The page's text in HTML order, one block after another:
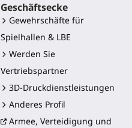
Geschäftsecke
Gewehrschäfte für
Spielhallen & LBE
Werden Sie
Vertriebspartner
3D-Druckdienstleistungen
Anderes Profil
Armee, Verteidigung und